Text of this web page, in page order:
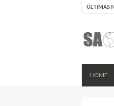
ÚLTIMAS
HOME